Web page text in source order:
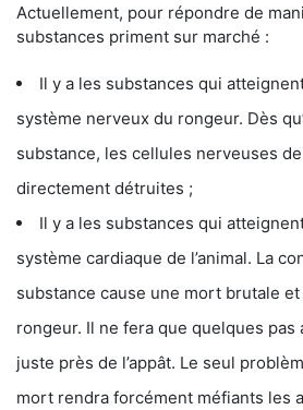
Actuellement, pour répondre de
substances priment sur marché :
Il y a les substances qui
système nerveux du rongeur. Dès
substance, les cellules nerveuses de
directement détruites ;
Il y a les substances qui
système cardiaque de l’animal. La
substance cause une mort brutale
rongeur. Il ne fera que quelques pas
juste près de l’appât. Le seul
mort rendra forcément méfiants les